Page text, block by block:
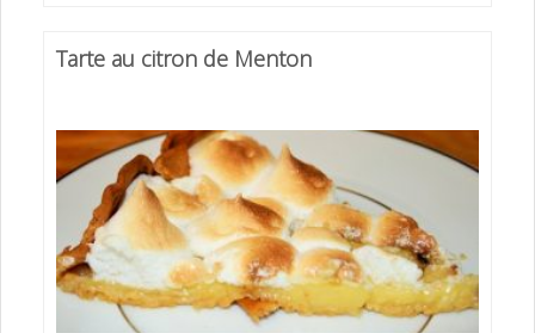
Tarte au citron de Menton